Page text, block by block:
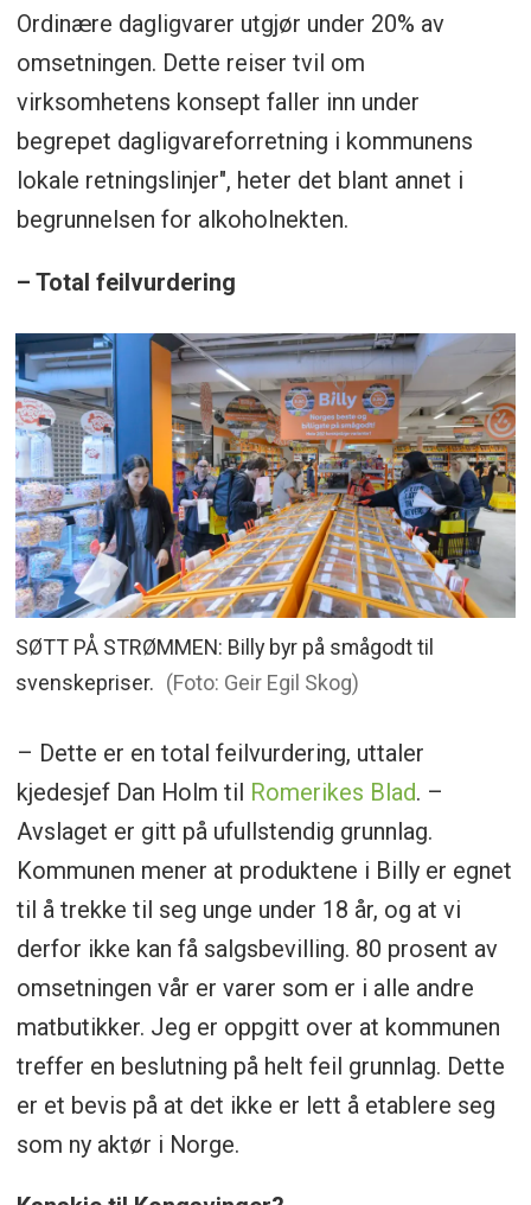
Ordinære dagligvarer utgjør under 20% av
omsetningen. Dette reiser tvil om
virksomhetens konsept faller inn under
begrepet dagligvareforretning i kommunens
lokale retningslinjer", heter det blant annet i
begrunnelsen for alkoholnekten.
– Total feilvurdering
SØTT PÅ STRØMMEN: Billy byr på smågodt til
svenskepriser. (Foto: Geir Egil Skog)
– Dette er en total feilvurdering, uttaler
kjedesjef Dan Holm til Romerikes Blad. –
Avslaget er gitt på ufullstendig grunnlag.
Kommunen mener at produktene i Billy er egnet
til å trekke til seg unge under 18 år, og at vi
derfor ikke kan få salgsbevilling. 80 prosent av
omsetningen vår er varer som er i alle andre
matbutikker. Jeg er oppgitt over at kommunen
treffer en beslutning på helt feil grunnlag. Dette
er et bevis på at det ikke er lett å etablere seg
som ny aktør i Norge.